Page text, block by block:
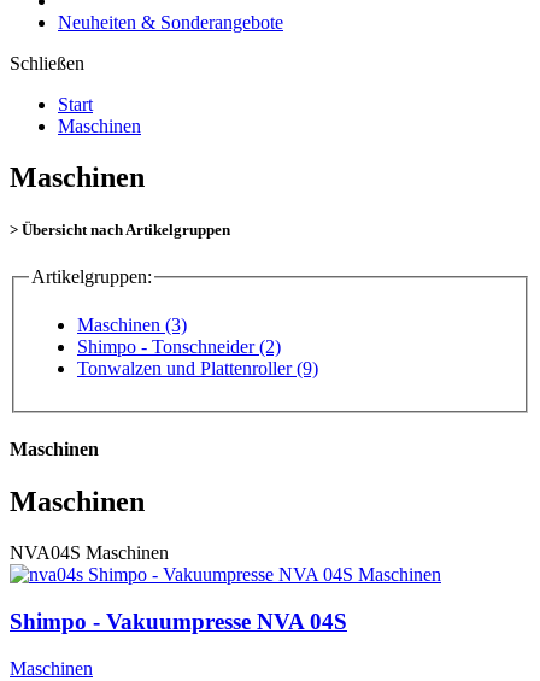
Neuheiten & Sonderangebote
Schließen
Start
Maschinen
Maschinen
> Übersicht nach Artikelgruppen
Artikelgruppen:
Maschinen (3)
Shimpo - Tonschneider (2)
Tonwalzen und Plattenroller (9)
Maschinen
Maschinen
NVA04S Maschinen
Shimpo - Vakuumpresse NVA 04S
Maschinen